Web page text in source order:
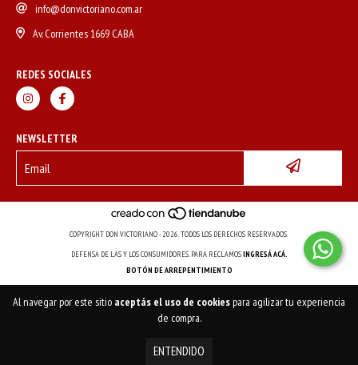
Al navegar por este sitio aceptás el uso de cookiespara agilizar tu experiencia
de compra.
ENTENDIDO
info@donvictoriano.com.ar
Av. Corrientes 1669 CABA
REDES SOCIALES
NEWSLETTER
COPYRIGHT DON VICTORIANO - 2026. TODOS LOS DERECHOS RESERVADOS.
DEFENSA DE LAS Y LOS CONSUMIDORES. PARA RECLAMOSINGRESÁ ACÁ.
BOTÓN DE ARREPENTIMIENTO